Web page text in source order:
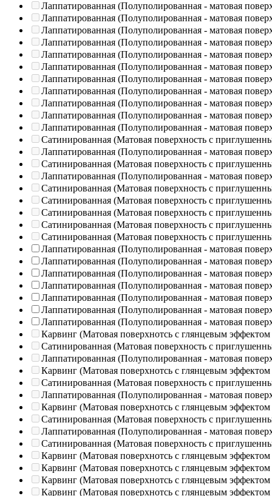
Лаппатированная (Полуполированная - матовая
Лаппатированная (Полуполированная - матовая
Лаппатированная (Полуполированная - матовая
Лаппатированная (Полуполированная - матовая
Лаппатированная (Полуполированная - матовая
Лаппатированная (Полуполированная - матовая
Лаппатированная (Полуполированная - матовая
Лаппатированная (Полуполированная - матовая
Лаппатированная (Полуполированная - матовая
Лаппатированная (Полуполированная - матовая
Лаппатированная (Полуполированная - матовая
Сатинированная (Матовая поверхность с
Лаппатированная (Полуполированная - матовая
Сатинированная (Матовая поверхность с
Лаппатированная (Полуполированная - матовая
Сатинированная (Матовая поверхность с
Сатинированная (Матовая поверхность с
Сатинированная (Матовая поверхность с
Сатинированная (Матовая поверхность с
Сатинированная (Матовая поверхность с
Лаппатированная (Полуполированная - матовая
Лаппатированная (Полуполированная - матовая
Лаппатированная (Полуполированная - матовая
Лаппатированная (Полуполированная - матовая
Лаппатированная (Полуполированная - матовая
Лаппатированная (Полуполированная - матовая
Лаппатированная (Полуполированная - матовая
Карвинг (Матовая поверхнотсь с глянцевым эффектом
Сатинированная (Матовая поверхность с
Лаппатированная (Полуполированная - матовая
Карвинг (Матовая поверхнотсь с глянцевым эффектом
Сатинированная (Матовая поверхность с
Лаппатированная (Полуполированная - матовая
Карвинг (Матовая поверхнотсь с глянцевым эффектом
Сатинированная (Матовая поверхность с
Лаппатированная (Полуполированная - матовая
Сатинированная (Матовая поверхность с
Карвинг (Матовая поверхнотсь с глянцевым эффектом
Карвинг (Матовая поверхнотсь с глянцевым эффектом
Карвинг (Матовая поверхнотсь с глянцевым эффектом
Карвинг (Матовая поверхнотсь с глянцевым эффектом